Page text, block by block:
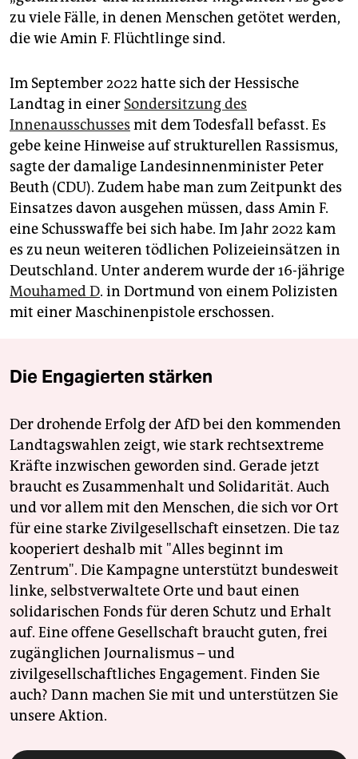
zu viele Fälle, in denen Menschen getötet werden,
die wie Amin F. Flüchtlinge sind.
Im September 2022 hatte sich der Hessische
Landtag in einer Sondersitzung des
Innenausschusses mit dem Todesfall befasst. Es
gebe keine Hinweise auf strukturellen Rassismus,
sagte der damalige Landesinnenminister Peter
Beuth (CDU). Zudem habe man zum Zeitpunkt des
Einsatzes davon ausgehen müssen, dass Amin F.
eine Schusswaffe bei sich habe. Im Jahr 2022 kam
es zu neun weiteren tödlichen Polizeieinsätzen in
Deutschland. Unter anderem wurde der 16-jährige
Mouhamed D. in Dortmund von einem Polizisten
mit einer Maschinenpistole erschossen.
Die Engagierten stärken
Der drohende Erfolg der AfD bei den kommenden
Landtagswahlen zeigt, wie stark rechtsextreme
Kräfte inzwischen geworden sind. Gerade jetzt
braucht es Zusammenhalt und Solidarität. Auch
und vor allem mit den Menschen, die sich vor Ort
für eine starke Zivilgesellschaft einsetzen. Die taz
kooperiert deshalb mit "Alles beginnt im
Zentrum". Die Kampagne unterstützt bundesweit
linke, selbstverwaltete Orte und baut einen
solidarischen Fonds für deren Schutz und Erhalt
auf. Eine offene Gesellschaft braucht guten, frei
zugänglichen Journalismus – und
zivilgesellschaftliches Engagement. Finden Sie
auch? Dann machen Sie mit und unterstützen Sie
unsere Aktion.